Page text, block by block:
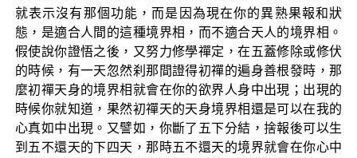
就表示沒有那個功能，而是因為現在你的異熟果報和狀
態，是適合人間的這種境界相，而不適合天人的境界相。
假使說你證悟之後，又努力修學禪定，在五蓋修除或修伏
的時候，有一天忽然刹那間證得初禪的遍身善根發時，那
麼初禪天身的境界相就會在你的欲界人身中出現；出現的
時候你就知道，果然初禪天的天身境界相還是可以在我的
心真如中出現。又譬如，你斷了五下分結，捨報後可以生
到五不還天的下四天，那時五不還天的境界就會在你心中